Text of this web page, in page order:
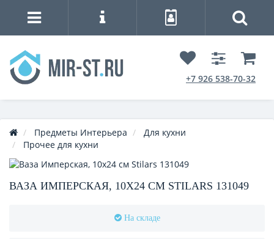
+7 926 538-70-32
Предметы Интерьера
Для кухни
Прочее для кухни
ВАЗА ИМПЕРСКАЯ, 10Х24 СМ STILARS 131049
На складе